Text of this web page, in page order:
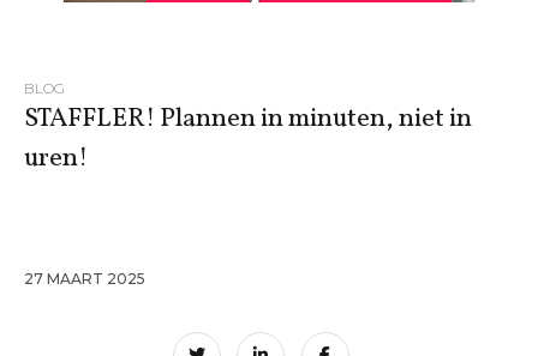
BLOG
STAFFLER! Plannen in minuten, niet in
uren!
27 MAART 2025